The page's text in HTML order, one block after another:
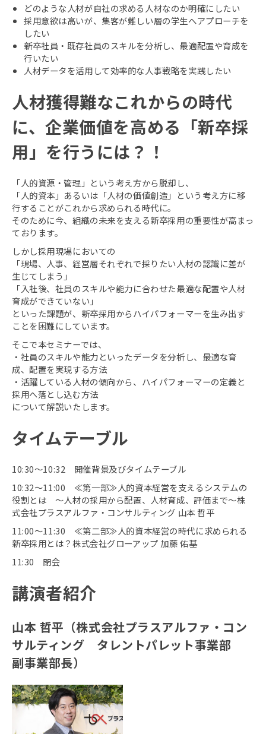
どのような人材が自社の求める人材なのか明確にしたい
採用意欲は高いが、集客が難しい層の学生へアプローチを
したい
新卒社員・既存社員のスキルを分析し、最適配置や育成を
行いたい
人材データを活用して効率的な人事戦略を実践したい
人材獲得難なこれからの時代
に、企業価値を高める「新卒採
用」を行うには？！
「人的資源・管理」という考え方から脱却し、
「人的資本」あるいは「人材の価値創造」という考え方に移
行することがこれから求められる時代に。
そのために今、組織の未来を支える新卒採用の重要性が高まっ
ております。
しかし採用現場においての
「現場、人事、経営層それぞれで採りたい人材の認識に差が
生じてしまう」
「入社後、社員のスキルや能力に合わせた最適な配置や人材
育成ができていない」
といった課題が、新卒採用からハイパフォーマーを生み出す
ことを困難にしています。
そこで本セミナーでは、
・社員のスキルや能力といったデータを分析し、最適な育
成、配置を実現する方法
・活躍している人材の傾向から、ハイパフォーマーの定義と
採用へ落とし込む方法
について解説いたします。
タイムテーブル
10:30～10:32 開催背景及びタイムテーブル
10:32～11:00 ≪第一部≫人的資本経営を支えるシステムの
役割とは ～人材の採用から配置、人材育成、評価まで～株
式会社プラスアルファ・コンサルティング 山本 哲平
11:00～11:30 ≪第二部≫人的資本経営の時代に求められる
新卒採用とは？株式会社グローアップ 加藤 佑基
11:30 閉会
講演者紹介
山本 哲平（株式会社プラスアルファ・コン
サルティング タレントパレット事業部
副事業部長）